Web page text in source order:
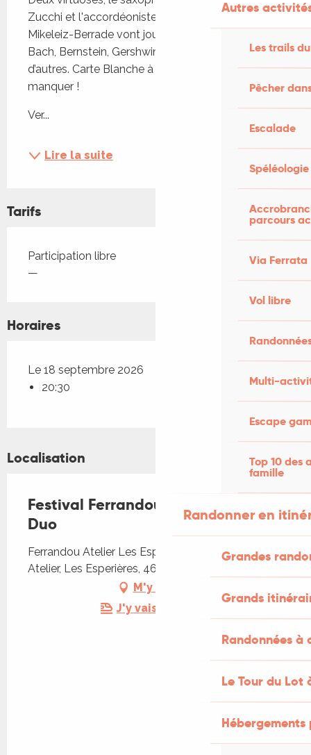
Autres
Les trails
Pêcher
Escalade
Spéléologie
parcours
Via Ferrata
Vol libre
Multi-
Escape
Top 10 des
famille
Randonner en
Grandes
Grands
Randonnées
Le Tour du Lot
Zucchi et l'accordéoniste espagnol Iñigo
Mikeleiz-Berrade vont jouer des œuvres d’Albeniz,
Bach, Bernstein, Gershwin, Granados, Grieg et bien
d’autres. Carte Blanche à ces superstars, à ne pas
manquer !
Ver...
Lire la suite
Tarifs
Tarifs 2026
Participation libre
—
Horaires
Le 18 septembre 2026
20:30
Localisation
Festival Ferrandou Musique - MZ
Duo
Ferrandou Atelier Les Esperières, Ferrandou
Atelier, Les Esperières, 46130 Tauriac
M'y rendre
J'y vais en train !